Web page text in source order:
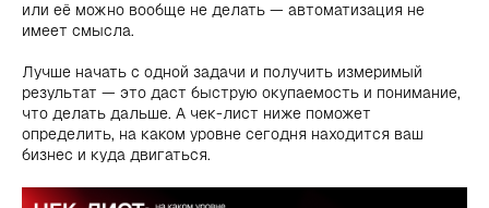
или её можно вообще не делать — автоматизация не
имеет смысла.
Лучше начать с одной задачи и получить измеримый
результат — это даст быструю окупаемость и понимание,
что делать дальше. А чек-лист ниже поможет
определить, на каком уровне сегодня находится ваш
бизнес и куда двигаться.